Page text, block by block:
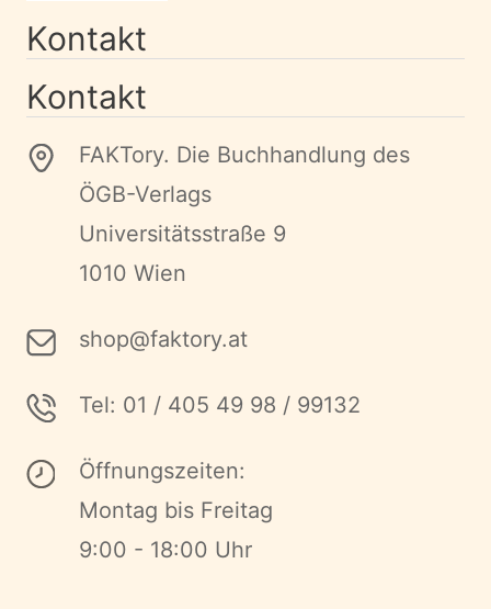
Kontakt
Kontakt
FAKTory. Die Buchhandlung des
ÖGB-Verlags
Universitätsstraße 9
1010 Wien
shop@faktory.at
Tel: 01 / 405 49 98 / 99132
Öffnungszeiten:
Montag bis Freitag
9:00 - 18:00 Uhr